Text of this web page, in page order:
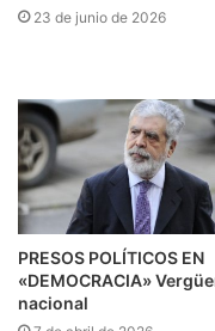
23 de junio de 2026
PRESOS POLÍTICOS EN
«DEMOCRACIA»
nacional